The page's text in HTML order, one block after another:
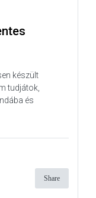
készült
tudjátok,
és
Share